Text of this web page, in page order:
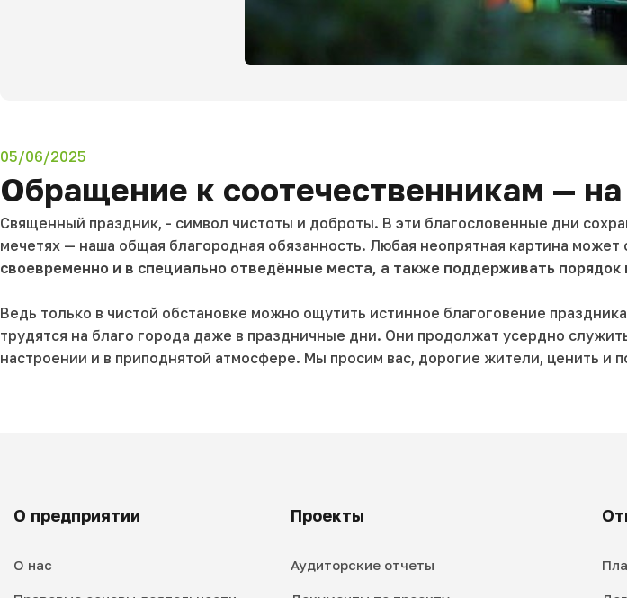
05/06/2025
Обращение к соотечественникам — на
Священный праздник, - символ чистоты и доброты. В эти благословенные дни
мечетях — наша общая благородная обязанность. Любая неопрятная картина
своевременно и в специально отведённые места, а также поддерживать порядок
Ведь только в чистой обстановке можно ощутить истинное благоговение
трудятся на благо города даже в праздничные дни. Они продолжат усердно
настроении и в приподнятой атмосфере. Мы просим вас, дорогие жители, ценить и
О предприятии
О нас
Проекты
Аудиторские отчеты